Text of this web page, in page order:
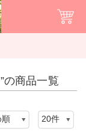
”の商品一覧